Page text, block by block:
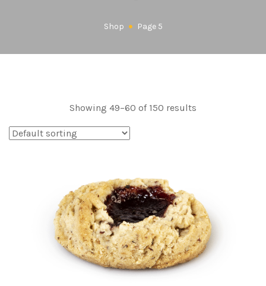
Shop Page 5
Showing 49–60 of 150 results